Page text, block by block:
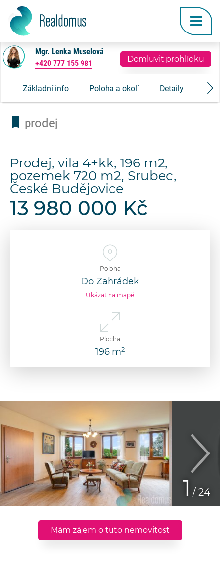
Základní info Poloha a okolí Detaily
Mgr. Lenka Muselová
+420 777 155 981
Domluvit prohlídku
prodej
Prodej, vila 4+kk, 196 m2,
pozemek 720 m2, Srubec,
České Budějovice
13 980 000 Kč
Poloha
Do Zahrádek
Ukázat na mapě
Plocha
196 m2
1 / 24
Mám zájem o tuto nemovitost